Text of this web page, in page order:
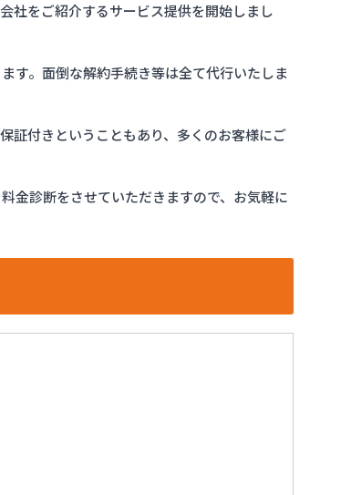
社をご紹介するサービス提供を開始しまし
す。面倒な解約手続き等は全て代行いたしま
証付きということもあり、多くのお客様にご
金診断をさせていただきますので、お気軽に